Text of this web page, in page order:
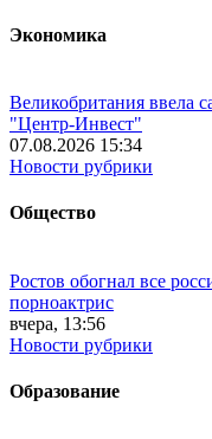
Экономика
Великобритания ввела
"Центр-Инвест"
07.08.2026 15:34
Новости рубрики
Общество
Ростов обогнал все
порноактрис
вчера, 13:56
Новости рубрики
Образование